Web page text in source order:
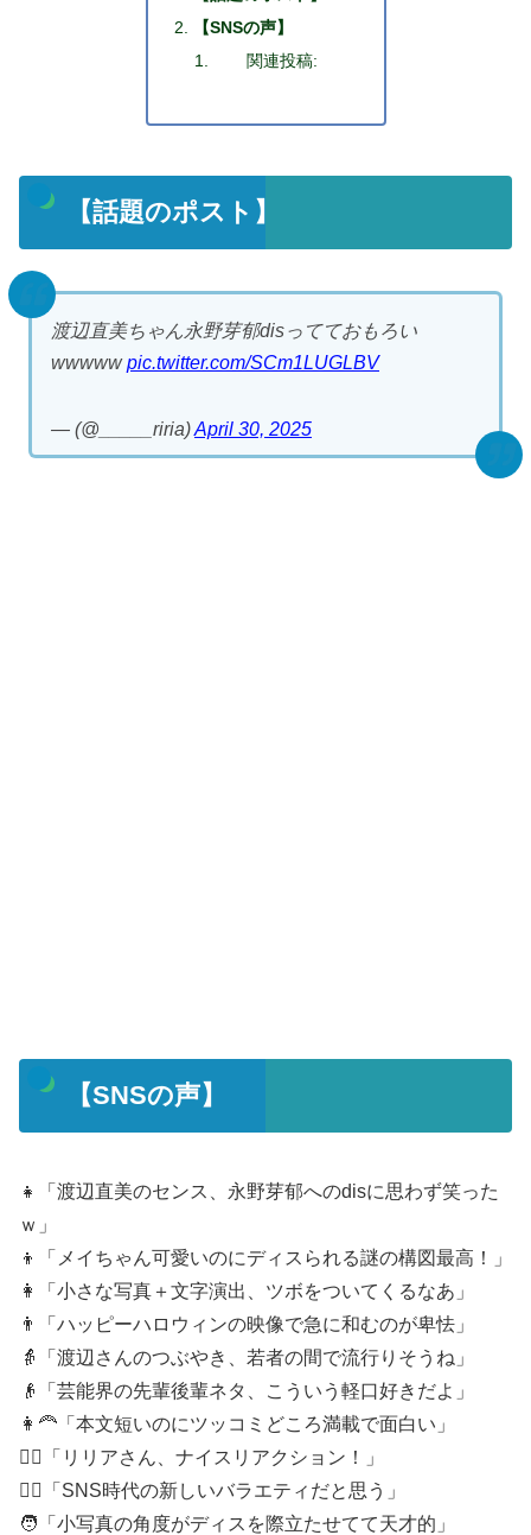
【SNSの声】
関連投稿:
【話題のポスト】
渡辺直美ちゃん永野芽郁disってておもろい
wwwwwpic.twitter.com/SCm1LUGLBV
— (@_____riria)April 30, 2025
【SNSの声】
👧「渡辺直美のセンス、永野芽郁へのdisに思わず笑った
ｗ」
👦「メイちゃん可愛いのにディスられる謎の構図最高！」
👩「小さな写真＋文字演出、ツボをついてくるなあ」
👨「ハッピーハロウィンの映像で急に和むのが卑怯」
👵「渡辺さんのつぶやき、若者の間で流行りそうね」
👴「芸能界の先輩後輩ネタ、こういう軽口好きだよ」
👩‍🦰「本文短いのにツッコミどころ満載で面白い」
👱‍♀️「リリアさん、ナイスリアクション！」
👱‍♂️「SNS時代の新しいバラエティだと思う」
🧑「小写真の角度がディスを際立たせてて天才的」